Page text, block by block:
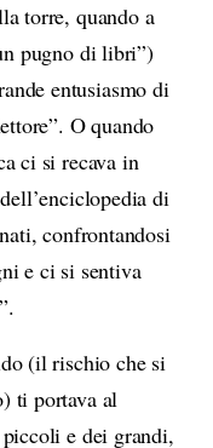
torre, quando a
pugno di libri”)
entusiasmo di
O quando
ci si recava in
di
confrontandosi
e ci si sentiva
(il rischio che si
ti portava al
e dei grandi,